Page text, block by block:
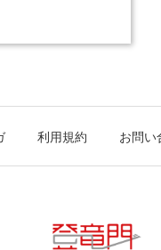
利用規約 お問い